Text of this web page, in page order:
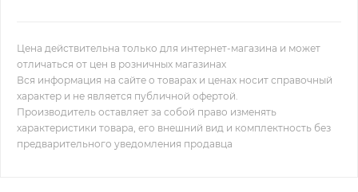
Цена действительна только для интернет-магазина и может
отличаться от цен в розничных магазинах
Вся информация на сайте о товарах и ценах носит справочный
характер и не является публичной офертой.
Производитель оставляет за собой право изменять
характеристики товара, его внешний вид и комплектность без
предварительного уведомления продавца